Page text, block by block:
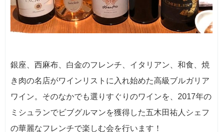
銀座、西麻布、白金のフレンチ、イタリアン、和食、焼
き肉の名店がワインリストに入れ始めた高級ブルガリア
ワイン。そのなかでも選りすぐりのワインを、2017年の
ミシュランでビブグルマンを獲得した五木田祐人シェフ
の華麗なフレンチで楽しむ会を行います！